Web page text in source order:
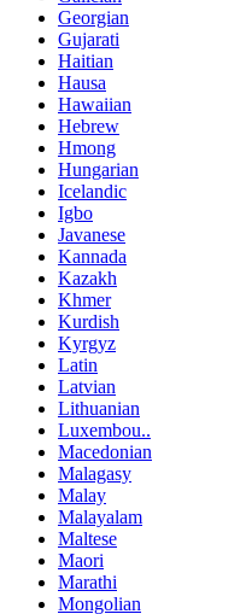
Georgian
Gujarati
Haitian
Hausa
Hawaiian
Hebrew
Hmong
Hungarian
Icelandic
Igbo
Javanese
Kannada
Kazakh
Khmer
Kurdish
Kyrgyz
Latin
Latvian
Lithuanian
Luxembou..
Macedonian
Malagasy
Malay
Malayalam
Maltese
Maori
Marathi
Mongolian